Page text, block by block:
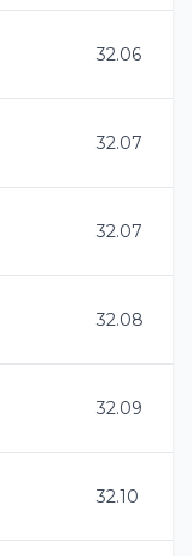
32.06
32.07
32.07
32.08
32.09
32.10